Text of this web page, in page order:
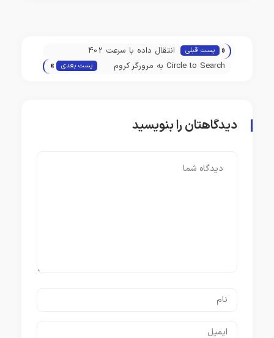
« پست قبلی
انتقال داده با سرعت 402
ترابیت(terabit)‌برثانیه از طریق فیبرCircle to Search به مرورگر کروم
پست بعدی »
دیدگاهتان را بنویسید